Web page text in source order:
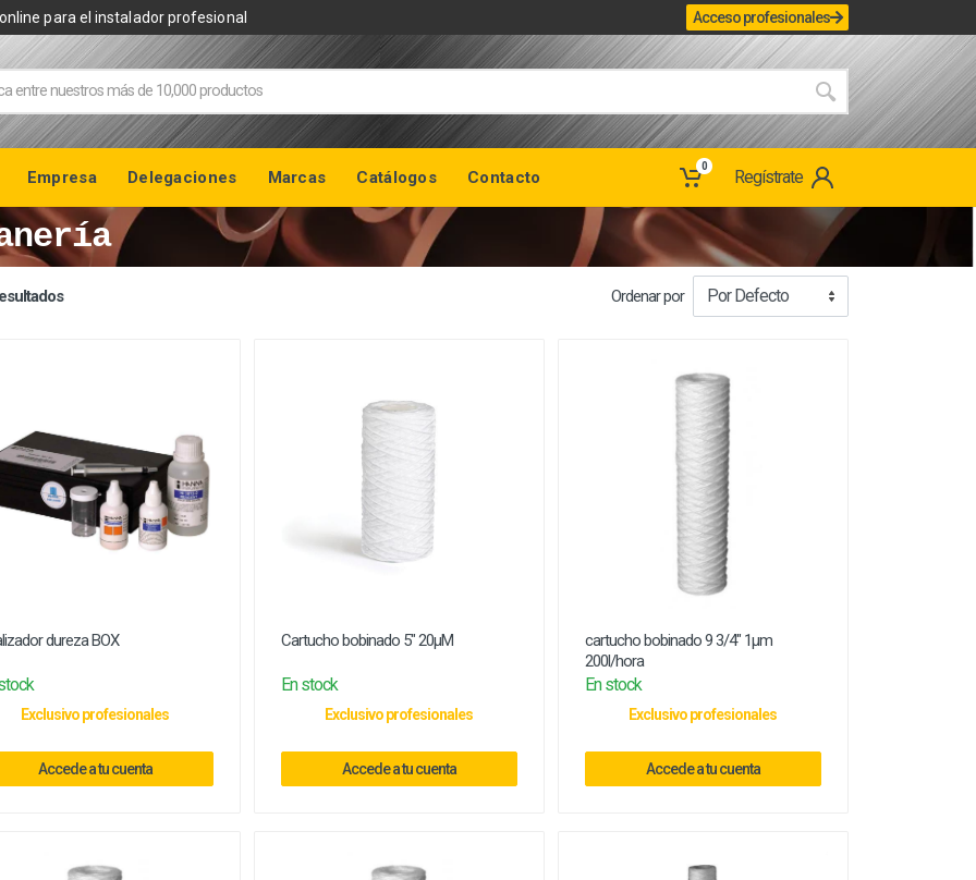
para el instalador profesional Acceso profesionales
Empresa Delegaciones Marcas Catálogos Contacto
0
Regístrate
Ordenar por
dureza BOX
Exclusivo profesionales
Accede a tu cuenta
Cartucho bobinado 5" 20µM
En stock
Exclusivo profesionales
Accede a tu cuenta
cartucho bobinado 9 3/4" 1µm
200l/hora
En stock
Exclusivo profesionales
Accede a tu cuenta